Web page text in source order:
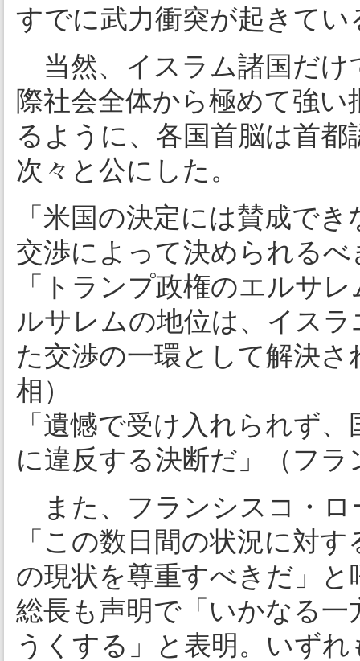
すでに武力衝突が起きてい
当然、イスラム諸国だけ
際社会全体から極めて強
るように、各国首脳は首
次々と公にした。
「米国の決定には賛成で
交渉によって決められる
「トランプ政権のエルサ
ルサレムの地位は、イス
た交渉の一環として解決
相）
「遺憾で受け入れられず
に違反する決断だ」（フ
また、フランシスコ・ロ
「この数日間の状況に対
の現状を尊重すべきだ」
総長も声明で「いかなる
うくする」と表明。いず